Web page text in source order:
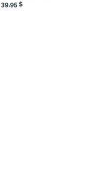
39,95 $